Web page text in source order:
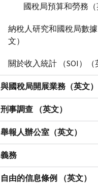
國稅局預算和勞務（
納稅人研究和國稅局數
文）
關於收入統計 （SOI）（
與國稅局開展業務（英文）
刑事調查 （英文）
舉報人辦公室（英文）
義務
自由的信息條例 （英文）